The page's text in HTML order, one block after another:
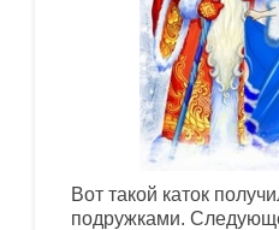
Вот такой каток
подружками.